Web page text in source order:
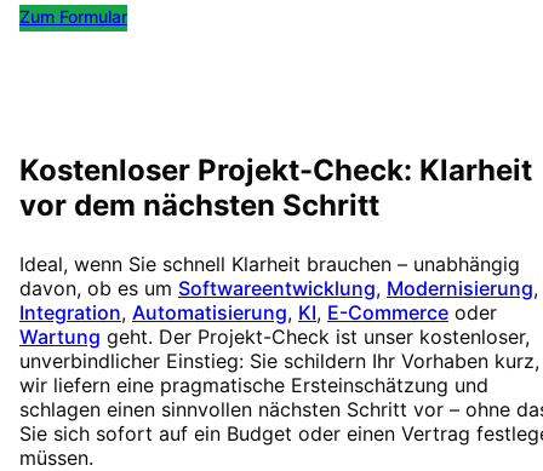
Zum Formular
Kostenloser Projekt-Check: Klarheit
vor dem nächsten Schritt
Ideal, wenn Sie schnell Klarheit brauchen – unabhängig
davon, ob es um Softwareentwicklung, Modernisierung,
Integration, Automatisierung, KI, E-Commerce oder
Wartung geht. Der Projekt-Check ist unser kostenloser,
unverbindlicher Einstieg: Sie schildern Ihr Vorhaben kurz,
wir liefern eine pragmatische Ersteinschätzung und
schlagen einen sinnvollen nächsten Schritt vor – ohne
Sie sich sofort auf ein Budget oder einen Vertrag
müssen.